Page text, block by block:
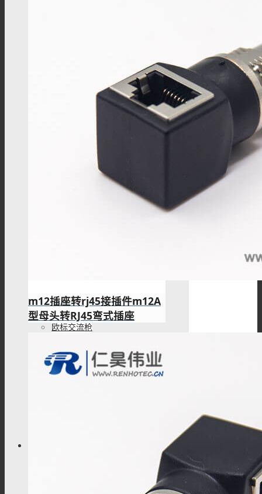
FPT12系列
FPT16系列
欧标交流枪
m12插座转rj45接插件m12A
型母头转RJ45弯式插座